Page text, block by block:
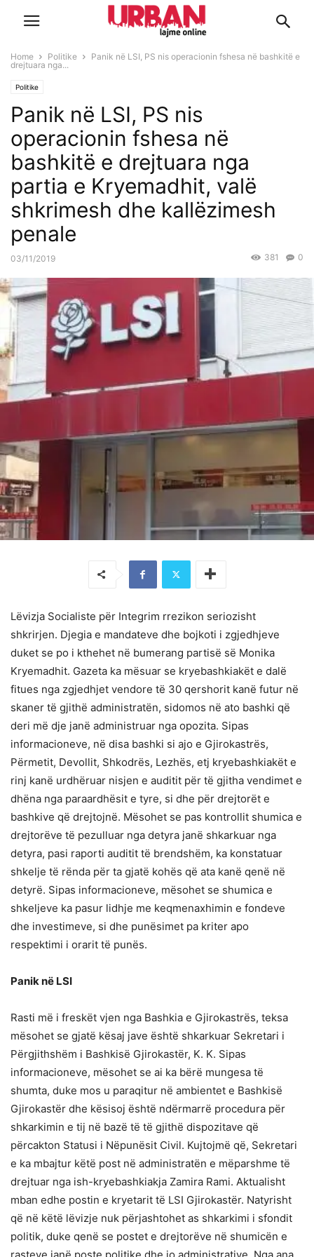
Home Politike
Panik në LSI, PS nis operacionin fshesa në bashkitë e
drejtuara nga...
Politike
Panik në LSI, PS nis
operacionin fshesa në
bashkitë e drejtuara nga
partia e Kryemadhit, valë
shkrimesh dhe kallëzimesh
penale
03/11/2019 0
381
Lëvizja Socialiste për Integrim rrezikon seriozisht
shkrirjen. Djegia e mandateve dhe bojkoti i zgjedhjeve
duket se po i kthehet në bumerang partisë së Monika
Kryemadhit. Gazeta ka mësuar se kryebashkiakët e dalë
fitues nga zgjedhjet vendore të 30 qershorit kanë futur në
skaner të gjithë administratën, sidomos në ato bashki që
deri më dje janë administruar nga opozita. Sipas
informacioneve, në disa bashki si ajo e Gjirokastrës,
Përmetit, Devollit, Shkodrës, Lezhës, etj kryebashkiakët e
rinj kanë urdhëruar nisjen e auditit për të gjitha vendimet e
dhëna nga paraardhësit e tyre, si dhe për drejtorët e
bashkive që drejtojnë. Mësohet se pas kontrollit shumica e
drejtorëve të pezulluar nga detyra janë shkarkuar nga
detyra, pasi raporti auditit të brendshëm, ka konstatuar
shkelje të rënda për ta gjatë kohës që ata kanë qenë në
detyrë. Sipas informacioneve, mësohet se shumica e
shkeljeve ka pasur lidhje me keqmenaxhimin e fondeve
dhe investimeve, si dhe punësimet pa kriter apo
respektimi i orarit të punës.
Panik në LSI
Rasti më i freskët vjen nga Bashkia e Gjirokastrës, teksa
mësohet se gjatë kësaj jave është shkarkuar Sekretari i
Përgjithshëm i Bashkisë Gjirokastër, K. K. Sipas
informacioneve, mësohet se ai ka bërë mungesa të
shumta, duke mos u paraqitur në ambientet e Bashkisë
Gjirokastër dhe kësisoj është ndërmarrë procedura për
shkarkimin e tij në bazë të të gjithë dispozitave që
përcakton Statusi i Nëpunësit Civil. Kujtojmë që, Sekretari
e ka mbajtur këtë post në administratën e mëparshme të
drejtuar nga ish-kryebashkiakja Zamira Rami. Aktualisht
mban edhe postin e kryetarit të LSI Gjirokastër. Natyrisht
që në këtë lëvizje nuk përjashtohet as shkarkimi i sfondit
politik, duke qenë se postet e drejtorëve në shumicën e
rasteve janë poste politike dhe jo administrative. Nga ana